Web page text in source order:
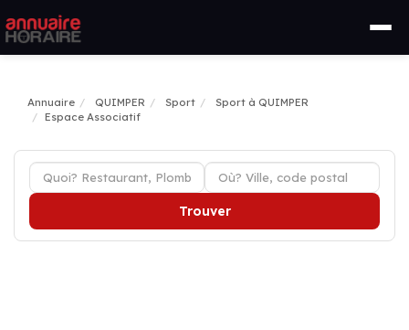
Annuaire QUIMPER Sport
Sport à QUIMPER
Espace Associatif
Trouver